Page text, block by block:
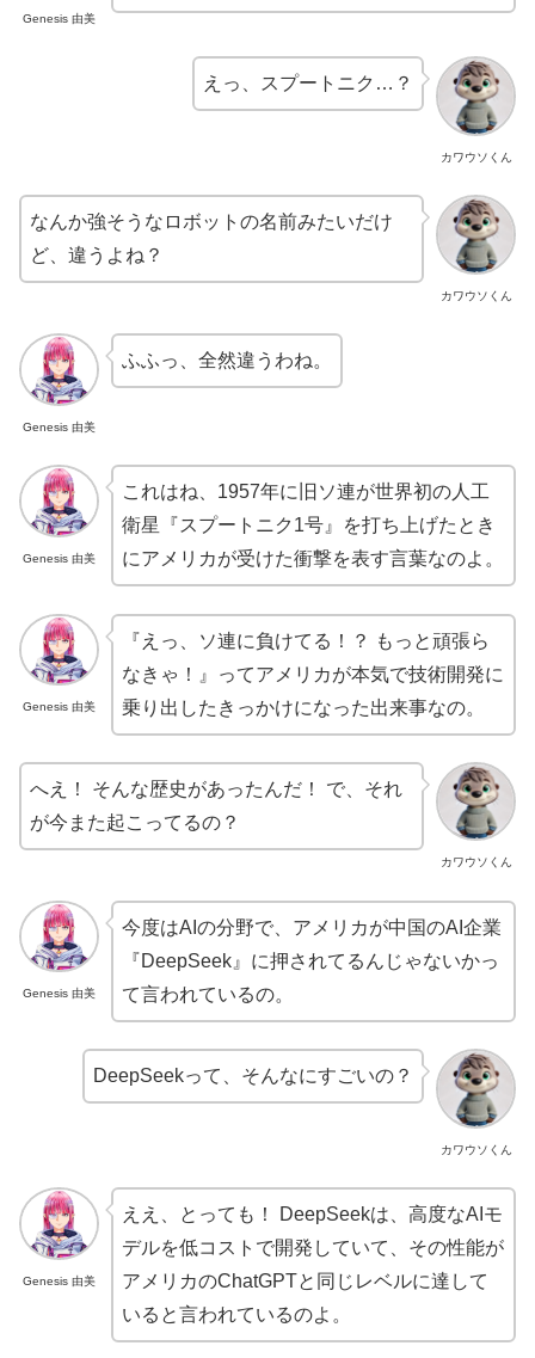
Genesis 由美
カワウソくん
えっ、スプートニク…？
カワウソくん
なんか強そうなロボットの名前みたいだけ
ど、違うよね？
Genesis 由美
ふふっ、全然違うわね。
Genesis 由美
これはね、1957年に旧ソ連が世界初の人工
衛星『スプートニク1号』を打ち上げたとき
にアメリカが受けた衝撃を表す言葉なのよ。
Genesis 由美
『えっ、ソ連に負けてる！？ もっと頑張ら
なきゃ！』ってアメリカが本気で技術開発に
乗り出したきっかけになった出来事なの。
カワウソくん
へえ！ そんな歴史があったんだ！ で、それ
が今また起こってるの？
Genesis 由美
今度はAIの分野で、アメリカが中国のAI企業
『DeepSeek』に押されてるんじゃないかっ
て言われているの。
カワウソくん
DeepSeekって、そんなにすごいの？
Genesis 由美
ええ、とっても！ DeepSeekは、高度なAIモ
デルを低コストで開発していて、その性能が
アメリカのChatGPTと同じレベルに達して
いると言われているのよ。